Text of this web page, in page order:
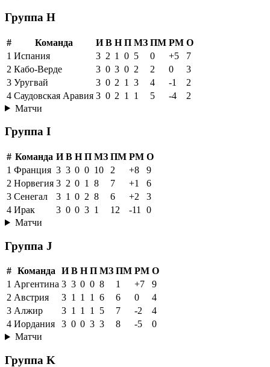
Группа H
# Команда И В Н П МЗ ПМ РМ О
1 Испания 3 2 1 0 5 0 +5
7
2 Кабо-Верде 3 0 3 0 2 2 0
3
3 Уругвай 3 0 2 1 3 4 -1
2
4 Саудовская Аравия 3 0 2 1 1 5 -4
2
Матчи
Группа I
# Команда И В Н П МЗ ПМ РМ О
1 Франция 3 3 0 0 10 2 +8
9
2 Норвегия 3 2 0 1 8 7 +1
6
3 Сенегал 3 1 0 2 8 6 +2
3
4 Ирак 3 0 0 3 1 12 -11
0
Матчи
Группа J
# Команда И В Н П МЗ ПМ РМ О
1 Аргентина 3 3 0 0 8 1 +7
9
2 Австрия 3 1 1 1 6 6 0
4
3 Алжир 3 1 1 1 5 7 -2
4
4 Иордания 3 0 0 3 3 8 -5
0
Матчи
Группа K